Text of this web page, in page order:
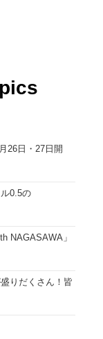
26日・27日開
0.5の
NAGASAWA」
りだくさん！皆